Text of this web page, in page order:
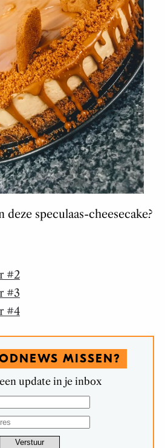
deze speculaas-cheesecake?
#2
#3
#4
MISSEN?
update in je inbox